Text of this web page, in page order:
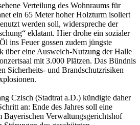
Verteilung des Wohnraums für
ein 65 Meter hoher Holzturm isoliert
werden soll, widerspreche der
eklatant. Hier drohe ein sozialer
ins Feuer gossen zudem jüngste
über eine Ausweich-Nutzung der Halle
mit 3.000 Plätzen. Das Bündnis
Sicherheits- und Brandschutzrisiken
Czisch (Stadtrat a.D.) kündigte daher
an: Ende des Jahres soll eine
Verwaltungsgerichtshof